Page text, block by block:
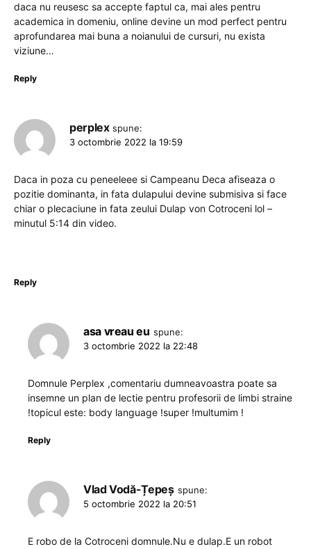
daca nu reusesc sa accepte faptul ca, mai ales pentru
academica in domeniu, online devine un mod perfect pentru
aprofundarea mai buna a noianului de cursuri, nu exista
viziune…
Reply
perplex spune:
3 octombrie 2022 la 19:59
Daca in poza cu peneeleee si Campeanu Deca afiseaza o
pozitie dominanta, in fata dulapului devine submisiva si face
chiar o plecaciune in fata zeului Dulap von Cotroceni lol –
minutul 5:14 din video.
Reply
asa vreau eu spune:
3 octombrie 2022 la 22:48
Domnule Perplex ,comentariu dumneavoastra poate sa
insemne un plan de lectie pentru profesorii de limbi straine
!topicul este: body language !super !multumim !
Reply
Vlad Vodă-Țepeș spune:
5 octombrie 2022 la 20:51
E robo de la Cotroceni domnule.Nu e dulap.E un robot